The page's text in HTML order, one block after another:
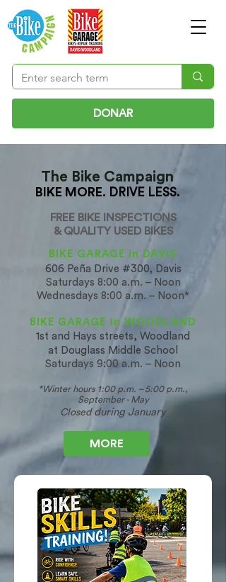
DONAR
The Bike Campaign
BIKE MORE. DRIVE LESS.
FREE BIKE INSPECTIONS
& QUALITY USED BIKES
BIKE GARAGE in DAVIS
606 Peña Drive #300, Davis
Saturdays 8:00 a.m. – Noon
Wednesdays 8:00 a.m. – Noon*
BIKE GARAGE in WOODLAND
1st and Hays streets, Woodland
at Douglass Middle School
Saturdays 9:00 a.m. – Noon
*Winter hours 1:00 p.m. – 5:00 p.m.,
September - May
Closedduring January
MORE